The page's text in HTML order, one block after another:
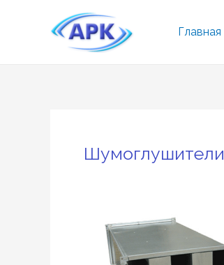
содержимому
Главная
Шумоглушители